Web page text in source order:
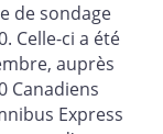
de sondage
Celle-ci a été
auprès
Canadiens
Express